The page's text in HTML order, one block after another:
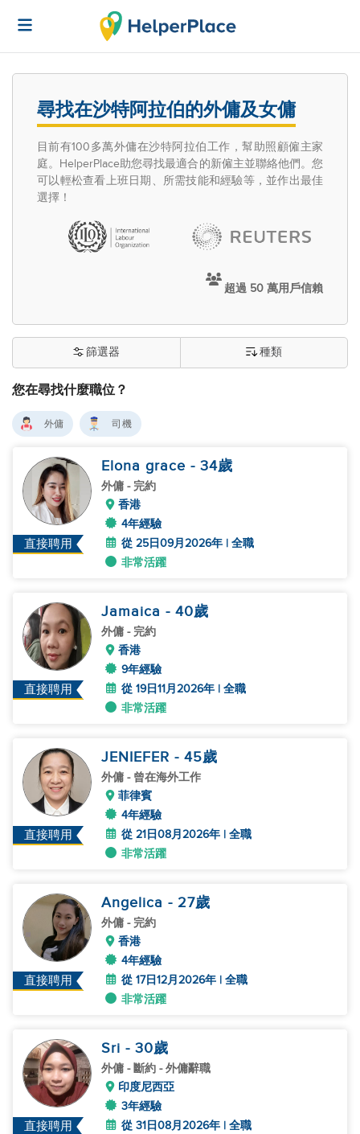
尋找在沙特阿拉伯的外傭及女傭
目前有100多萬外傭在沙特阿拉伯工作，幫助照顧僱主家
庭。HelperPlace助您尋找最適合的新僱主並聯絡他們。您
可以輕松查看上班日期、所需技能和經驗等，並作出最佳
選擇！
超過 50 萬用戶信賴
您在尋找什麼職位？
篩選器 種類
外傭 司機
直接聘用
Elona grace - 34歲
外傭 - 完約
香港
4年經驗
從 25日09月2026年 | 全職
非常活躍
直接聘用
Jamaica - 40歲
外傭 - 完約
香港
9年經驗
從 19日11月2026年 | 全職
非常活躍
直接聘用
JENIEFER - 45歲
外傭 - 曾在海外工作
菲律賓
4年經驗
從 21日08月2026年 | 全職
非常活躍
直接聘用
Angelica - 27歲
外傭 - 完約
香港
4年經驗
從 17日12月2026年 | 全職
非常活躍
直接聘用
Sri - 30歲
外傭 - 斷約 - 外傭辭職
印度尼西亞
3年經驗
從 31日08月2026年 | 全職